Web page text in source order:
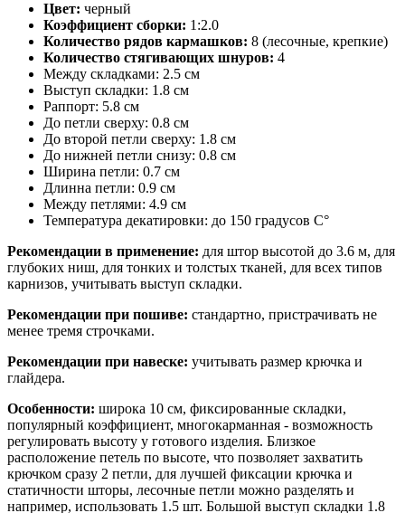
Цвет: черный
Коэффициент сборки: 1:2.0
Количество рядов кармашков: 8 (лесочные, крепкие)
Количество стягивающих шнуров: 4
Между складками: 2.5 см
Выступ складки: 1.8 см
Раппорт: 5.8 см
До петли сверху: 0.8 см
До второй петли сверху: 1.8 см
До нижней петли снизу: 0.8 см
Ширина петли: 0.7 см
Длинна петли: 0.9 см
Между петлями: 4.9 см
Температура декатировки: до 150 градусов С°
Рекомендации в применение: для штор высотой до 3.6 м, для
глубоких ниш, для тонких и толстых тканей, для всех типов
карнизов, учитывать выступ складки.
Рекомендации при пошиве: стандартно, пристрачивать не
менее тремя строчками.
Рекомендации при навеске: учитывать размер крючка и
глайдера.
Особенности: широка 10 см, фиксированные складки,
популярный коэффициент, многокарманная - возможность
регулировать высоту у готового изделия. Близкое
расположение петель по высоте, что позволяет захватить
крючком сразу 2 петли, для лучшей фиксации крючка и
статичности шторы, лесочные петли можно разделять и
например, использовать 1.5 шт. Большой выступ складки 1.8